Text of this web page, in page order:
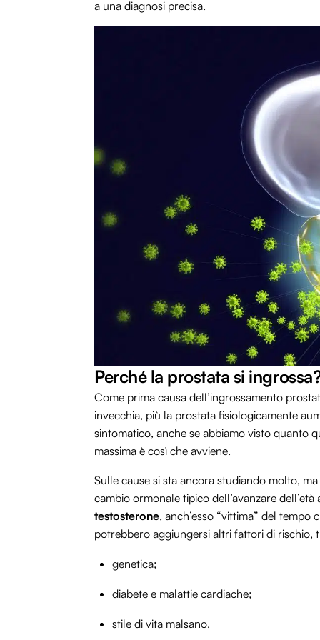
a una diagnosi precisa.
Perché la prostata si
Come prima causa dell’ingrossamento
invecchia, più la prostata fisiologicamente
sintomatico, anche se abbiamo visto quanto
massima è così che avviene.
Sulle cause si sta ancora studiando molto,
cambio ormonale tipico dell’avanzare
testosterone, anch’esso “vittima” del
potrebbero aggiungersi altri fattori di rischio,
genetica;
diabete e malattie cardiache;
stile di vita malsano.